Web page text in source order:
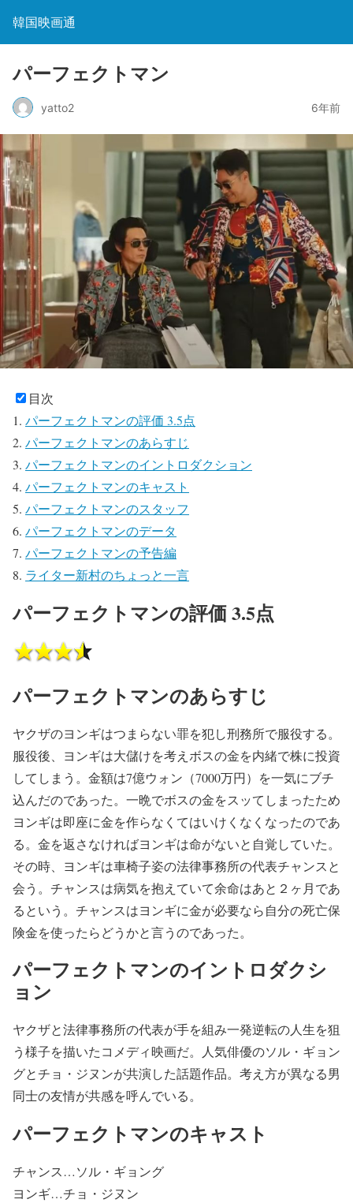
韓国映画通
パーフェクトマン
yatto2 6年前
目次
パーフェクトマンの評価 3.5点
パーフェクトマンのあらすじ
パーフェクトマンのイントロダクション
パーフェクトマンのキャスト
パーフェクトマンのスタッフ
パーフェクトマンのデータ
パーフェクトマンの予告編
ライター新村のちょっと一言
パーフェクトマンの評価 3.5点
パーフェクトマンのあらすじ
ヤクザのヨンギはつまらない罪を犯し刑務所で服役する。
服役後、ヨンギは大儲けを考えボスの金を内緒で株に投資
してしまう。金額は7億ウォン（7000万円）を一気にブチ
込んだのであった。一晩でボスの金をスッてしまったため
ヨンギは即座に金を作らなくてはいけくなくなったのであ
る。金を返さなければヨンギは命がないと自覚していた。
その時、ヨンギは車椅子姿の法律事務所の代表チャンスと
会う。チャンスは病気を抱えていて余命はあと２ヶ月であ
るという。チャンスはヨンギに金が必要なら自分の死亡保
険金を使ったらどうかと言うのであった。
パーフェクトマンのイントロダクシ
ョン
ヤクザと法律事務所の代表が手を組み一発逆転の人生を狙
う様子を描いたコメディ映画だ。人気俳優のソル・ギョン
グとチョ・ジヌンが共演した話題作品。考え方が異なる男
同士の友情が共感を呼んでいる。
パーフェクトマンのキャスト
チャンス…ソル・ギョング
ヨンギ…チョ・ジヌン